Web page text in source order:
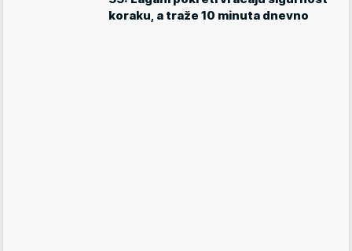
koraku, a traže 10 minuta dnevno